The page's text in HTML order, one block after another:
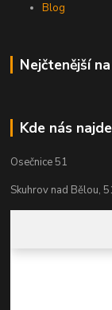
Blog
Nejčtenější
Kde nás
Osečnice 51
Skuhrov nad Bělou,